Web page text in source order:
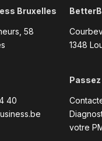
Bruxelles
58
1348
40
votre